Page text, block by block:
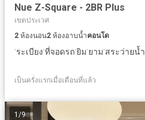
Nue Z-Square - 2BR Plus
เขตประเวศ
2 ห้องนอน2 ห้องอาบน้ำคอนโด
·ระเบียง·ที่จอดรถ·ยิม·ยาม·สระว่ายน้ำ
เป็นครั่งแรกเมื่อเดือนที่แล้ว
1 /9